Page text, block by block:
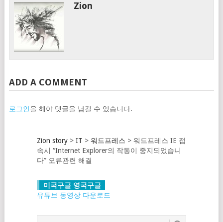
Zion
ADD A COMMENT
로그인을 해야 댓글을 남길 수 있습니다.
Zion story> IT > 워드프레스 > 워드프레스 IE 접
속시 “Internet Explorer의 작동이 중지되었습니
다” 오류관련 해결
미국구글 영국구글
유튜브 동영상 다운로드